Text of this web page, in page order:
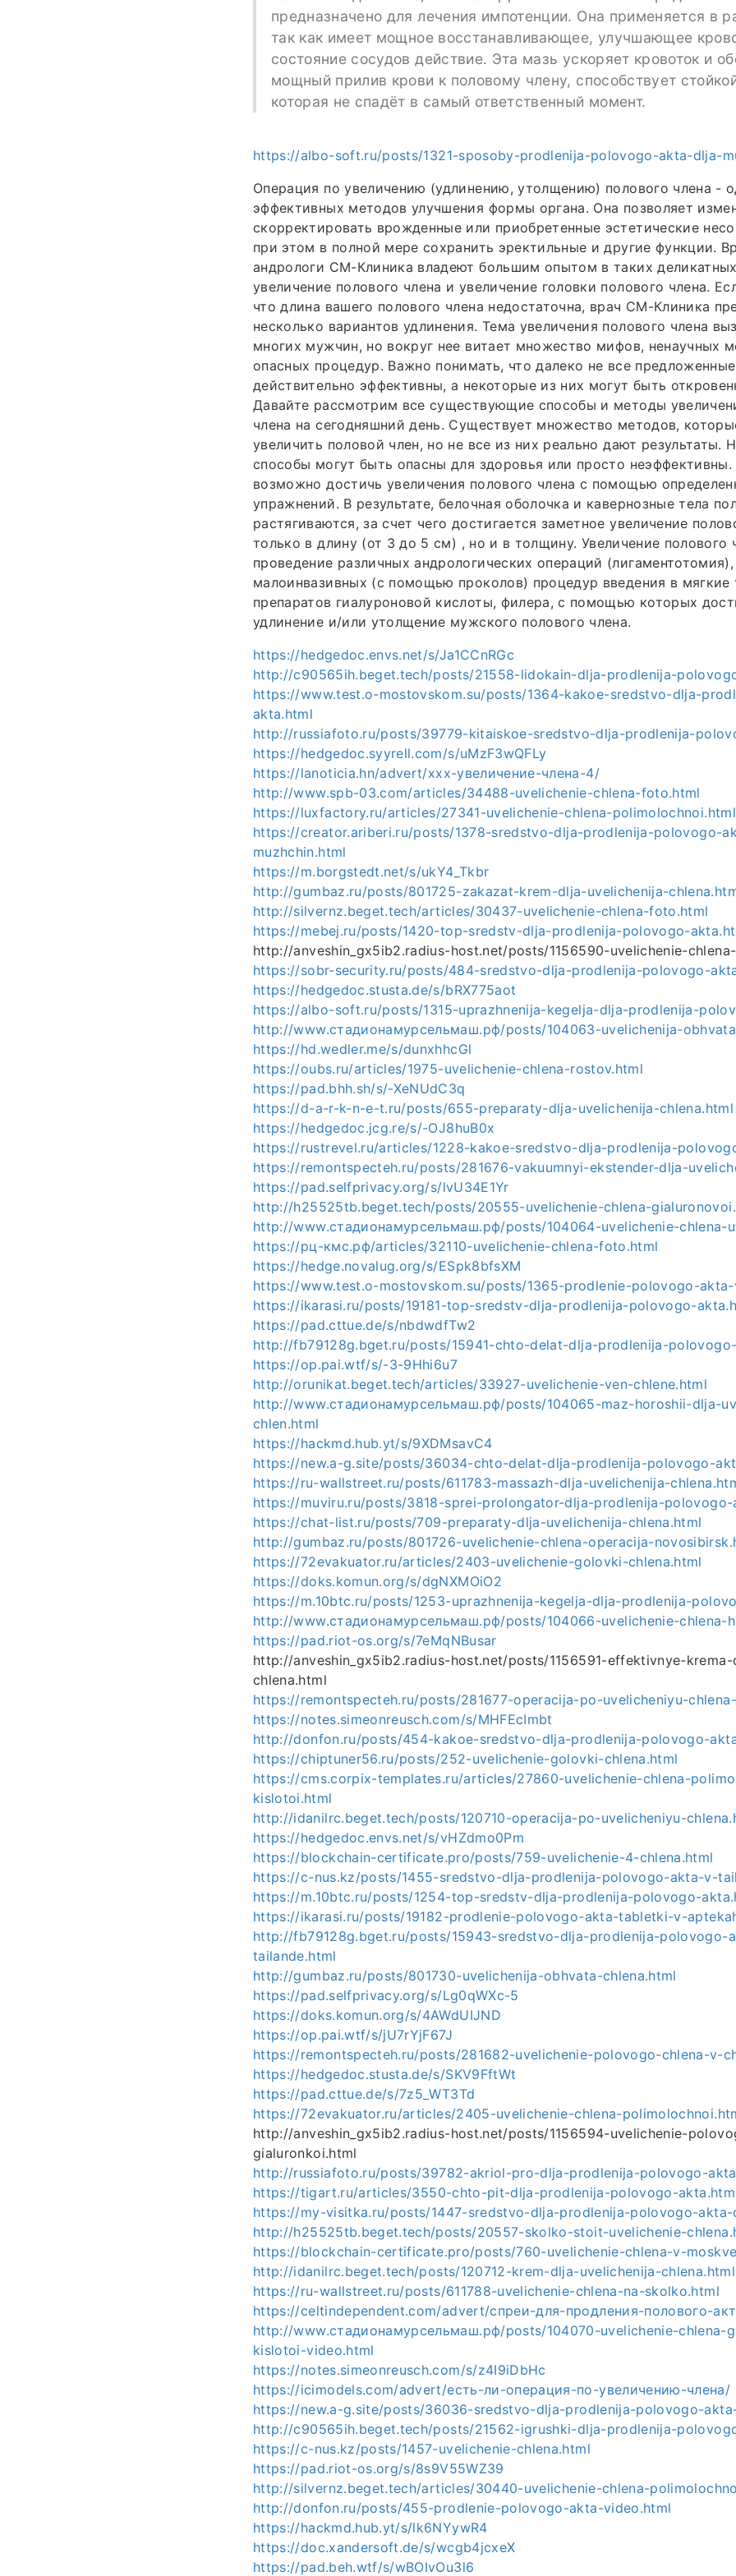
предназначено для лечения импотенции. Она применяется в
так как имеет мощное восстанавливающее, улучшающее
состояние сосудов действие. Эта мазь ускоряет кровоток и
мощный прилив крови к половому члену, способствует
которая не спадёт в самый ответственный момент.
https://albo-soft.ru/posts/1321-sposoby-prodlenija-polovogo-akta-dlja-
Операция по увеличению (удлинению, утолщению) полового члена -
эффективных методов улучшения формы органа. Она позволяет
скорректировать врожденные или приобретенные эстетические
при этом в полной мере сохранить эректильные и другие функции.
андрологи СМ-Клиника владеют большим опытом в таких
увеличение полового члена и увеличение головки полового члена.
что длина вашего полового члена недостаточна, врач СМ-Клиника
несколько вариантов удлинения. Тема увеличения полового члена
многих мужчин, но вокруг нее витает множество мифов, ненаучных
опасных процедур. Важно понимать, что далеко не все
действительно эффективны, а некоторые из них могут быть
Давайте рассмотрим все существующие способы и методы
члена на сегодняшний день. Существует множество методов,
увеличить половой член, но не все из них реально дают результаты.
способы могут быть опасны для здоровья или просто
возможно достичь увеличения полового члена с помощью
упражнений. В результате, белочная оболочка и кавернозные тела
растягиваются, за счет чего достигается заметное увеличение
только в длину (от 3 до 5 см) , но и в толщину. Увеличение полового
проведение различных андрологических операций (лигаментотомия),
малоинвазивных (с помощью проколов) процедур введения в мягкие
препаратов гиалуроновой кислоты, филера, с помощью которых
удлинение и/или утолщение мужского полового члена.
https://hedgedoc.envs.net/s/Ja1CCnRGc
http://c90565ih.beget.tech/posts/21558-lidokain-dlja-prodlenija-
https://www.test.o-mostovskom.su/posts/1364-kakoe-sredstvo-dlja-
akta.html
http://russiafoto.ru/posts/39779-kitaiskoe-sredstvo-dlja-prodlenija-
https://hedgedoc.syyrell.com/s/uMzF3wQFLy
https://lanoticia.hn/advert/ххх-увеличение-члена-4/
http://www.spb-03.com/articles/34488-uvelichenie-chlena-foto.html
https://luxfactory.ru/articles/27341-uvelichenie-chlena-polimolochnoi.html
https://creator.ariberi.ru/posts/1378-sredstvo-dlja-prodlenija-polovogo-
muzhchin.html
https://m.borgstedt.net/s/ukY4_Tkbr
http://gumbaz.ru/posts/801725-zakazat-krem-dlja-uvelichenija-
http://silvernz.beget.tech/articles/30437-uvelichenie-chlena-foto.html
https://mebej.ru/posts/1420-top-sredstv-dlja-prodlenija-polovogo-
http://anveshin_gx5ib2.radius-host.net/posts/1156590-uvelichenie-
https://sobr-security.ru/posts/484-sredstvo-dlja-prodlenija-polovogo-
https://hedgedoc.stusta.de/s/bRX775aot
https://albo-soft.ru/posts/1315-uprazhnenija-kegelja-dlja-prodlenija-
http://www.стадионамурсельмаш.рф/posts/104063-uvelichenija-
https://hd.wedler.me/s/dunxhhcGl
https://oubs.ru/articles/1975-uvelichenie-chlena-rostov.html
https://pad.bhh.sh/s/-XeNUdC3q
https://d-a-r-k-n-e-t.ru/posts/655-preparaty-dlja-uvelichenija-chlena.html
https://hedgedoc.jcg.re/s/-OJ8huB0x
https://rustrevel.ru/articles/1228-kakoe-sredstvo-dlja-prodlenija-
https://remontspecteh.ru/posts/281676-vakuumnyi-ekstender-dlja-
https://pad.selfprivacy.org/s/lvU34E1Yr
http://h25525tb.beget.tech/posts/20555-uvelichenie-chlena-
http://www.стадионамурсельмаш.рф/posts/104064-uvelichenie-chlena-
https://рц-кмс.рф/articles/32110-uvelichenie-chlena-foto.html
https://hedge.novalug.org/s/ESpk8bfsXM
https://www.test.o-mostovskom.su/posts/1365-prodlenie-polovogo-
https://ikarasi.ru/posts/19181-top-sredstv-dlja-prodlenija-polovogo-
https://pad.cttue.de/s/nbdwdfTw2
http://fb79128g.bget.ru/posts/15941-chto-delat-dlja-prodlenija-
https://op.pai.wtf/s/-3-9Hhi6u7
http://orunikat.beget.tech/articles/33927-uvelichenie-ven-chlene.html
http://www.стадионамурсельмаш.рф/posts/104065-maz-horoshii-dlja-
chlen.html
https://hackmd.hub.yt/s/9XDMsavC4
https://new.a-g.site/posts/36034-chto-delat-dlja-prodlenija-polovogo-
https://ru-wallstreet.ru/posts/611783-massazh-dlja-uvelichenija-
https://muviru.ru/posts/3818-sprei-prolongator-dlja-prodlenija-polovogo-
https://chat-list.ru/posts/709-preparaty-dlja-uvelichenija-chlena.html
http://gumbaz.ru/posts/801726-uvelichenie-chlena-operacija-
https://72evakuator.ru/articles/2403-uvelichenie-golovki-chlena.html
https://doks.komun.org/s/dgNXMOiO2
https://m.10btc.ru/posts/1253-uprazhnenija-kegelja-dlja-prodlenija-
http://www.стадионамурсельмаш.рф/posts/104066-uvelichenie-chlena-
https://pad.riot-os.org/s/7eMqNBusar
http://anveshin_gx5ib2.radius-host.net/posts/1156591-effektivnye-
chlena.html
https://remontspecteh.ru/posts/281677-operacija-po-uvelicheniyu-
https://notes.simeonreusch.com/s/MHFEcImbt
http://donfon.ru/posts/454-kakoe-sredstvo-dlja-prodlenija-polovogo-
https://chiptuner56.ru/posts/252-uvelichenie-golovki-chlena.html
https://cms.corpix-templates.ru/articles/27860-uvelichenie-chlena-
kislotoi.html
http://idanilrc.beget.tech/posts/120710-operacija-po-uvelicheniyu-
https://hedgedoc.envs.net/s/vHZdmo0Pm
https://blockchain-certificate.pro/posts/759-uvelichenie-4-chlena.html
https://c-nus.kz/posts/1455-sredstvo-dlja-prodlenija-polovogo-akta-v-
https://m.10btc.ru/posts/1254-top-sredstv-dlja-prodlenija-polovogo-
https://ikarasi.ru/posts/19182-prodlenie-polovogo-akta-tabletki-v-
http://fb79128g.bget.ru/posts/15943-sredstvo-dlja-prodlenija-polovogo-
tailande.html
http://gumbaz.ru/posts/801730-uvelichenija-obhvata-chlena.html
https://pad.selfprivacy.org/s/Lg0qWXc-5
https://doks.komun.org/s/4AWdUIJND
https://op.pai.wtf/s/jU7rYjF67J
https://remontspecteh.ru/posts/281682-uvelichenie-polovogo-chlena-v-
https://hedgedoc.stusta.de/s/SKV9FftWt
https://pad.cttue.de/s/7z5_WT3Td
https://72evakuator.ru/articles/2405-uvelichenie-chlena-
http://anveshin_gx5ib2.radius-host.net/posts/1156594-uvelichenie-
gialuronkoi.html
http://russiafoto.ru/posts/39782-akriol-pro-dlja-prodlenija-polovogo-
https://tigart.ru/articles/3550-chto-pit-dlja-prodlenija-polovogo-
https://my-visitka.ru/posts/1447-sredstvo-dlja-prodlenija-polovogo-
http://h25525tb.beget.tech/posts/20557-skolko-stoit-uvelichenie-
https://blockchain-certificate.pro/posts/760-uvelichenie-chlena-v-
http://idanilrc.beget.tech/posts/120712-krem-dlja-uvelichenija-chlena.html
https://ru-wallstreet.ru/posts/611788-uvelichenie-chlena-na-skolko.html
https://celtindependent.com/advert/спреи-для-продления-полового-
http://www.стадионамурсельмаш.рф/posts/104070-uvelichenie-chlena-
kislotoi-video.html
https://notes.simeonreusch.com/s/z4I9iDbHc
https://icimodels.com/advert/есть-ли-операция-по-увеличению-члена/
https://new.a-g.site/posts/36036-sredstvo-dlja-prodlenija-polovogo-
http://c90565ih.beget.tech/posts/21562-igrushki-dlja-prodlenija-
https://c-nus.kz/posts/1457-uvelichenie-chlena.html
https://pad.riot-os.org/s/8s9V55WZ39
http://silvernz.beget.tech/articles/30440-uvelichenie-chlena-
http://donfon.ru/posts/455-prodlenie-polovogo-akta-video.html
https://hackmd.hub.yt/s/lk6NYywR4
https://doc.xandersoft.de/s/wcgb4jcxeX
https://pad.beh.wtf/s/wBOIvOu3l6